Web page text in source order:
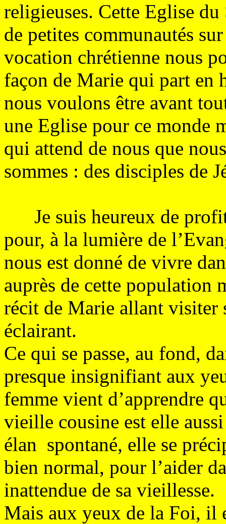
religieuses. Cette Eglise du
de petites communautés
vocation chrétienne nous
façon de Marie qui part en
nous voulons être avant
une Eglise pour ce monde
qui attend de nous que
sommes : des disciples de
Je suis heureux de
pour, à la lumière de
nous est donné de vivre
auprès de cette population
récit de Marie allant visiter
éclairant.
Ce qui se passe, au fond,
presque insignifiant aux
femme vient d’apprendre
vieille cousine est elle
élan spontané, elle se
bien normal, pour l’aider
inattendue de sa vieillesse.
Mais aux yeux de la Foi, il